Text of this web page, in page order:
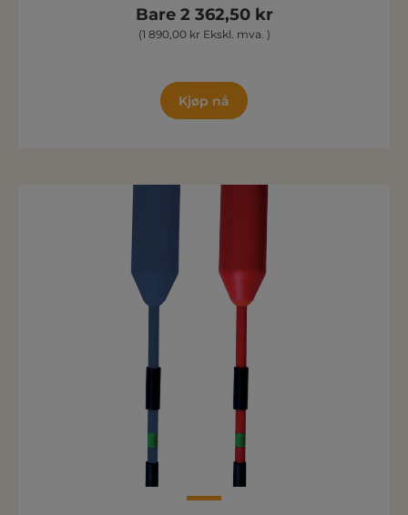
Bare 2 362,50 kr
(1 890,00 kr Ekskl. mva. )
Kjøp nå